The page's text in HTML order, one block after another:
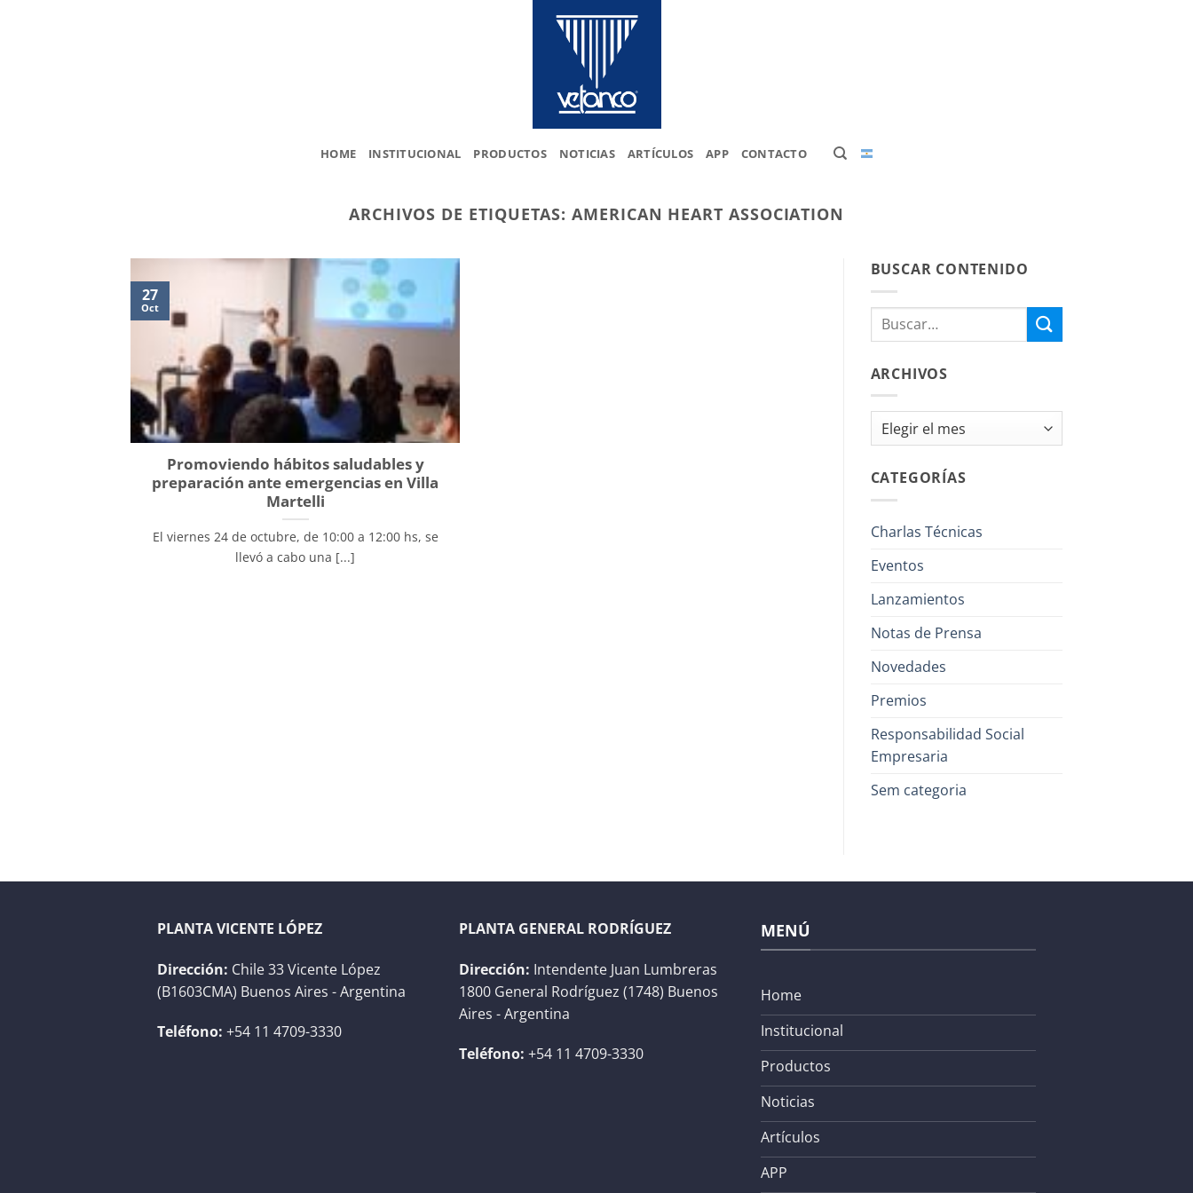
HOME INSTITUCIONAL PRODUCTOS NOTICIAS ARTÍCULOS APP CONTACTO
ARCHIVOS DE ETIQUETAS:AMERICAN HEART ASSOCIATION
Promoviendo hábitos saludables y
preparación ante emergencias en Villa
Martelli
El viernes 24 de octubre, de 10:00 a 12:00 hs, se
llevó a cabo una [...]
27
Oct
BUSCAR CONTENIDO
ARCHIVOS
Archivos
CATEGORÍAS
Charlas Técnicas
Eventos
Lanzamientos
Notas de Prensa
Novedades
Premios
Responsabilidad Social
Empresaria
Sem categoria
PLANTA VICENTE LÓPEZ
Dirección: Chile 33 Vicente López
(B1603CMA) Buenos Aires - Argentina
Teléfono: +54 11 4709-3330
PLANTA GENERAL RODRÍGUEZ
Dirección: Intendente Juan Lumbreras
1800 General Rodríguez (1748) Buenos
Aires - Argentina
Teléfono: +54 11 4709-3330
MENÚ
Home
Institucional
Productos
Noticias
Artículos
APP